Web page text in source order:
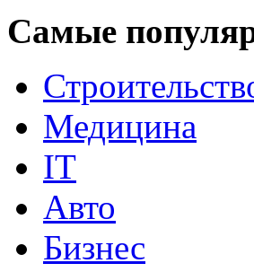
Самые
Медицина
IT
Авто
Бизнес